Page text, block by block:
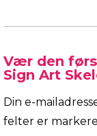
Vær den
Sign Art
Din e-
felter er